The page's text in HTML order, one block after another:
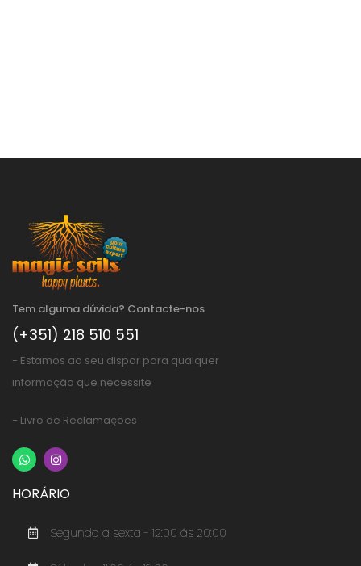
Tem alguma dúvida? Contacte-nos
(+351) 218 510 551
- Estamos ao seu dispor para qualquer
informação que necessite
- Livro de Reclamações
HORÁRIO
Segunda a sexta - 12:00 ás 20:00